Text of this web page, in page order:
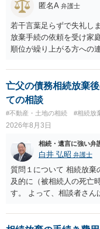
匿名A 弁護士
若干言葉足らずで失礼し
放棄手続の依頼を受け家
順位が繰り上がる方への
できない、という意味で
亡父の債務相続放棄
ての相談
#不動産・土地の相続 #相続放
2026年8月3日
相続・遺言に強い弁
白井 弘昭 弁護士
質問１について 相続放棄
及的に（被相続人の死亡
す。 よって、相談者さん
理証明を家庭裁判所で取